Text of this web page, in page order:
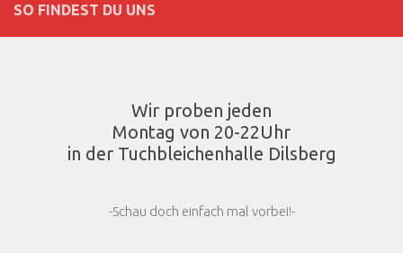
SO FINDEST DU UNS
Wir proben jeden
Montag von 20-22Uhr
in der Tuchbleichenhalle Dilsberg
-Schau doch einfach mal vorbei!-